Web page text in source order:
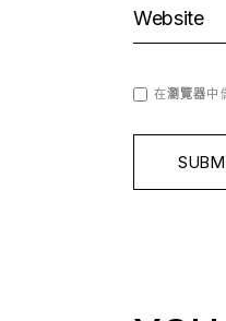
在瀏覽器中